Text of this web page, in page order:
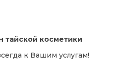
тайской косметики
к Вашим услугам!